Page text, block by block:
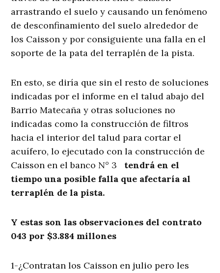
arrastrando el suelo y causando un fenómeno
de desconfinamiento del suelo alrededor de
los Caisson y por consiguiente una falla en el
soporte de la pata del terraplén de la pista.
En esto, se diría que sin el resto de soluciones
indicadas por el informe en el talud abajo del
Barrio Matecaña y otras soluciones no
indicadas como la construcción de filtros
hacia el interior del talud para cortar el
acuífero, lo ejecutado con la construcción de
Caisson en el banco N° 3 tendrá en el
tiempo una posible falla que afectaría al
terraplén de la pista.
Y estas son las observaciones del contrato
043 por $3.884 millones
1-¿Contratan los Caisson en julio pero les